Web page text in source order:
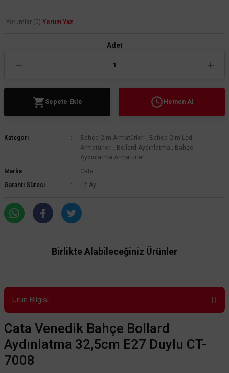
Yorumlar (0) Yorum Yaz
Adet
Sepete Ekle Hemen Al
Kategori Bahçe Çim Armatürleri
Bahçe Çim Led
Armatürleri
Bollard Aydınlatma
Bahçe
Aydınlatma Armatürleri
Marka
Cata
Garanti Süresi
12 Ay
Birlikte Alabileceğiniz Ürünler
Ürün Bilgisi
Cata Venedik Bahçe Bollard
Aydınlatma 32,5cm E27 Duylu CT-
7008